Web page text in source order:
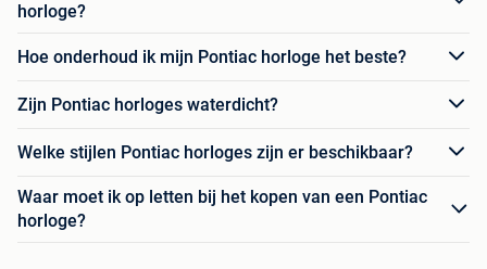
horloge?
Hoe onderhoud ik mijn Pontiac horloge het beste?
Zijn Pontiac horloges waterdicht?
Welke stijlen Pontiac horloges zijn er beschikbaar?
Waar moet ik op letten bij het kopen van een Pontiac
horloge?